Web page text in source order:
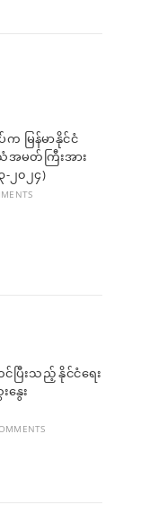
က မြန်မာနိုင်ငံ
အမတ်ကြီးအား
၂၀၂၄)
ပြီးသည့် နိုင်ငံရေး
နွေး